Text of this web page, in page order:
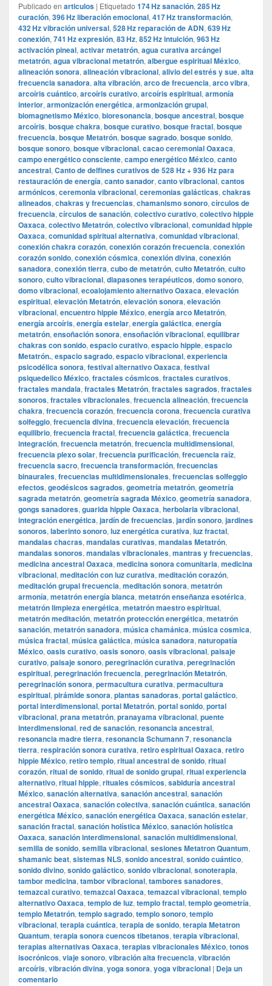
Publicado en articulos | Etiquetado 174 Hz sanación, 285 Hz
curación, 396 Hz liberación emocional, 417 Hz transformación,
432 Hz vibración universal, 528 Hz reparación de ADN, 639 Hz
conexión, 741 Hz expresión, 83 Hz, 852 Hz intuición, 963 Hz
activación pineal, activar metatrón, agua curativa arcángel
metatrón, agua vibracional metatrón, albergue espiritual México,
alineación sonora, alineación vibracional, alivio del estrés y sue, alta
frecuencia sanadora, alta vibración, arco de frecuencia, arco vibra,
arcoíris cuántico, arcoíris curativo, arcoíris espiritual, armonía
interior, armonización energética, armonización grupal,
biomagnetismo México, bioresonancia, bosque ancestral, bosque
arcoíris, bosque chakra, bosque curativo, bosque fractal, bosque
frecuencia, bosque Metatrón, bosque sagrado, bosque sonido,
bosque sonoro, bosque vibracional, cacao ceremonial Oaxaca,
campo energético consciente, campo energético México, canto
ancestral, Canto de delfines curativos de 528 Hz + 936 Hz para
restauración de energía, canto sanador, canto vibracional, cantos
armónicos, ceremonia vibracional, ceremonias galácticas, chakras
alineados, chakras y frecuencias, chamanismo sonoro, círculos de
frecuencia, círculos de sanación, colectivo curativo, colectivo hippie
Oaxaca, colectivo Metatrón, colectivo vibracional, comunidad hippie
Oaxaca, comunidad spiritual alternativa, comunidad vibracional,
conexión chakra corazón, conexión corazón frecuencia, conexión
corazón sonido, conexión cósmica, conexión divina, conexión
sanadora, conexión tierra, cubo de metatrón, culto Metatrón, culto
sonoro, culto vibracional, diapasones terapéuticos, domo sonoro,
domo vibracional, ecoalojamiento alternativo Oaxaca, elevación
espiritual, elevación Metatrón, elevación sonora, elevación
vibracional, encuentro hippie México, energía arco Metatrón,
energía arcoíris, energía estelar, energía galáctica, energía
metatrón, ensoñación sonora, ensoñación vibracional, equilibrar
chakras con sonido, espacio curativo, espacio hippie, espacio
Metatrón., espacio sagrado, espacio vibracional, experiencia
psicodélica sonora, festival alternativo Oaxaca, festival
psiquedelico México, fractales cósmicos, fractales curativos,
fractales mandala, fractales Metatrón, fractales sagrados, fractales
sonoros, fractales vibracionales, frecuencia alineación, frecuencia
chakra, frecuencia corazón, frecuencia corona, frecuencia curativa
solfeggio, frecuencia divina, frecuencia elevación, frecuencia
equilibrio, frecuencia fractal, frecuencia galáctica, frecuencia
integración, frecuencia metatrón, frecuencia multidimensional,
frecuencia plexo solar, frecuencia purificación, frecuencia raíz,
frecuencia sacro, frecuencia transformación, frecuencias
binaurales, frecuencias multidimensionales, frecuencias solfeggio
efectos, geodésicos sagrados, geometría metatrón, geometría
sagrada metatrón, geometría sagrada México, geometría sanadora,
gongs sanadores, guarida hippie Oaxaca, herbolaria vibracional,
integración energética, jardín de frecuencias, jardín sonoro, jardines
sonoros, laberinto sonoro, luz energética curativa, luz fractal,
mandalas chacras, mandalas curativas, mandalas Metatrón,
mandalas sonoros, mandalas vibracionales, mantras y frecuencias,
medicina ancestral Oaxaca, medicina sonora comunitaria, medicina
vibracional, meditación con luz curativa, meditación corazón,
meditación grupal frecuencia, meditación sonora, metatrón
armonía, metatrón energía blanca, metatrón enseñanza esotérica,
metatrón limpieza energética, metatrón maestro espiritual,
metatrón meditación, metatrón protección energética, metatrón
sanación, metatrón sanadora, música chamánica, música cosmica,
música fractal, música galáctica, música sanadora, naturopatía
México, oasis curativo, oasis sonoro, oasis vibracional, paisaje
curativo, paisaje sonoro, peregrinación curativa, peregrinación
espiritual, peregrinación frecuencia, peregrinación Metatrón,
peregrinación sonora, permacultura curativa, permacultura
espiritual, pirámide sonora, plantas sanadoras, portal galáctico,
portal interdimensional, portal Metatrón, portal sonido, portal
vibracional, prana metatrón, pranayama vibracional, puente
interdimensional, red de sanación, resonancia ancestral,
resonancia madre tierra, resonancia Schumann 7, resonancia
tierra, respiración sonora curativa, retiro espiritual Oaxaca, retiro
hippie México, retiro templo, ritual ancestral de sonido, ritual
corazón, ritual de sonido, ritual de sonido grupal, ritual experiencia
alternativo, ritual hippie, rituales cósmicos, sabiduría ancestral
México, sanación alternativa, sanación ancestral, sanación
ancestral Oaxaca, sanación colectiva, sanación cuántica, sanación
energética México, sanación energética Oaxaca, sanación estelar,
sanación fractal, sanación holística México, sanación holística
Oaxaca, sanación interdimensional, sanación multidimensional,
semilla de sonido, semilla vibracional, sesiones Metatron Quantum,
shamanic beat, sistemas NLS, sonido ancestral, sonido cuántico,
sonido divino, sonido galáctico, sonido vibracional, sonoterapia,
tambor medicina, tambor vibracional, tambores sanadores,
temazcal curativo, temazcal Oaxaca, temazcal vibracional, templo
alternativo Oaxaca, templo de luz, templo fractal, templo geometría,
templo Metatrón, templo sagrado, templo sonoro, templo
vibracional, terapia cuántica, terapia de sonido, terapia Metatron
Quantum, terapia sonora cuencos tibetanos, terapia vibracional,
terapias alternativas Oaxaca, terapias vibracionales México, tonos
isocrónicos, viaje sonoro, vibración alta frecuencia, vibración
arcoíris, vibración divina, yoga sonora, yoga vibracional | Deja un
comentario